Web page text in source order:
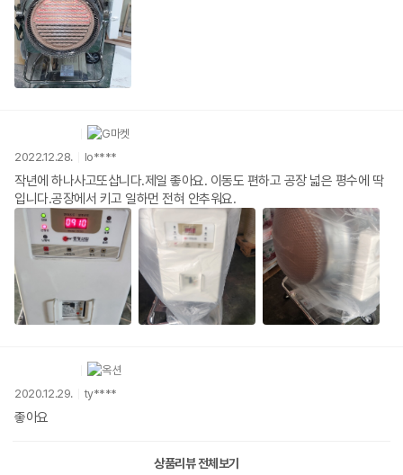
2022.12.28. lo****
작년에 하나사고또삽니다.제일 좋아요. 이동도 편하고 공장 넓은 평수에 딱
입니다.공장에서 키고 일하먼 전혀 안추워요.
2020.12.29. ty****
좋아요
상품리뷰 전체보기